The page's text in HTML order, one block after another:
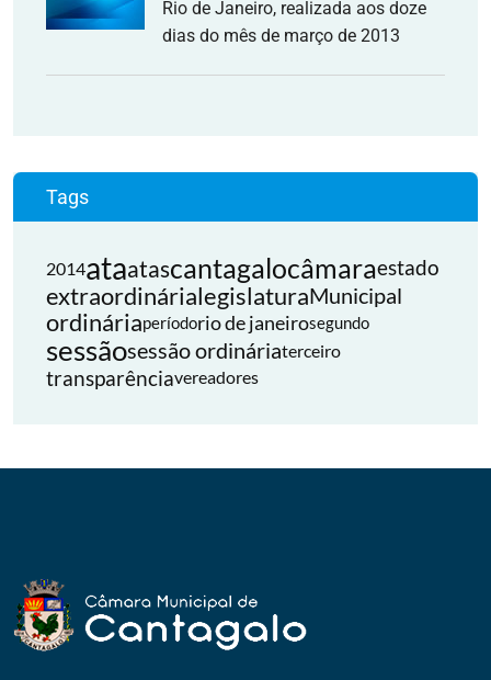
Rio de Janeiro, realizada aos doze
dias do mês de março de 2013
Tags
2014ataatascantagalocâmaraestado
extraordinárialegislaturaMunicipal
ordináriaperíodorio de janeirosegundo
sessãosessão ordináriaterceiro
transparênciavereadores